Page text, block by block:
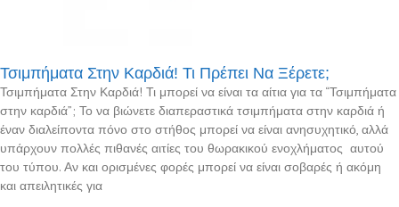
Τσιμπήματα Στην Καρδιά! Τι Πρέπει Να Ξέρετε;
Τσιμπήματα Στην Καρδιά! Τι μπορεί να είναι τα αίτια για τα “Τσιμπήματα
στην καρδιά”; Το να βιώνετε διαπεραστικά τσιμπήματα στην καρδιά ή
έναν διαλείποντα πόνο στο στήθος μπορεί να είναι ανησυχητικό, αλλά
υπάρχουν πολλές πιθανές αιτίες του θωρακικού ενοχλήματος αυτού
του τύπου. Αν και ορισμένες φορές μπορεί να είναι σοβαρές ή ακόμη
και απειλητικές για